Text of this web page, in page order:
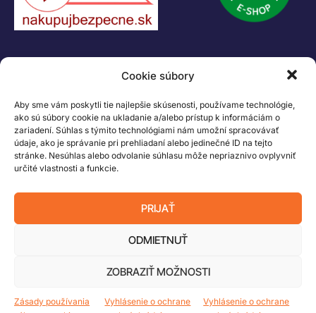
Cookie súbory
Aby sme vám poskytli tie najlepšie skúsenosti, používame technológie,
ako sú súbory cookie na ukladanie a/alebo prístup k informáciám o
zariadení. Súhlas s týmito technológiami nám umožní spracovávať
údaje, ako je správanie pri prehliadaní alebo jedinečné ID na tejto
stránke. Nesúhlas alebo odvolanie súhlasu môže nepriaznivo ovplyvniť
určité vlastnosti a funkcie.
PRIJAŤ
ODMIETNUŤ
ZOBRAZIŤ MOŽNOSTI
Zásady používania
Vyhlásenie o ochrane
Vyhlásenie o ochrane
+421 907 919 608
legacik@legacik.sk
Legáčik s.r.o
Hrnčiarska 2/A
04001 Košice
IČ DPH: SK2023978330
Logo LEGO, minifigures, DUPLO, LEGENDS OF CHIMA, NINJAGO, BIONICLE,
LEGO Group. Všetky práva vyhradené